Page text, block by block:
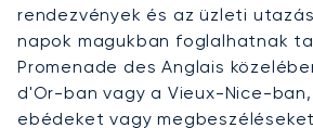
rendezvények és az üzleti
napok magukban foglalhatnak
Promenade des Anglais
d'Or-ban vagy a Vieux-Nice-
ebédeket vagy